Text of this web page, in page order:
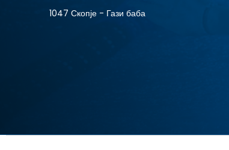
1047 Скопје - Гази баба